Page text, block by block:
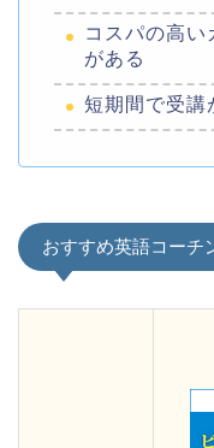
コスパの高い
がある
短期間で受講
おすすめ英語コーチ